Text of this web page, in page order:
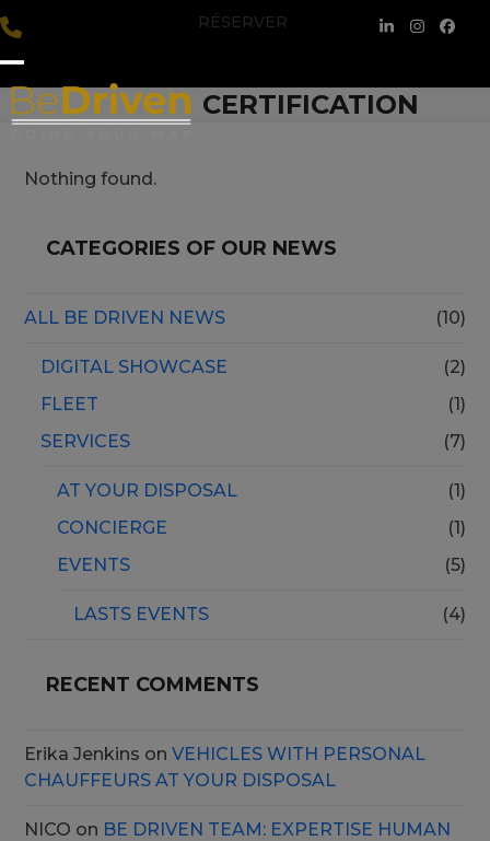
Skip
to
content
RÉSERVER
LinkedIn
Open
mobile
Close
mobile
CERTIFICATION
Nothing found.
CATEGORIES OF OUR NEWS
ALL BE DRIVEN NEWS (10)
DIGITAL SHOWCASE
(2)
FLEET
(1)
SERVICES
(7)
AT YOUR DISPOSAL
(1)
CONCIERGE
(1)
EVENTS
(5)
LASTS EVENTS (4)
RECENT COMMENTS
Erika Jenkins onVEHICLES WITH PERSONAL
CHAUFFEURS AT YOUR DISPOSAL
NICO on BE DRIVEN TEAM: EXPERTISE HUMAN